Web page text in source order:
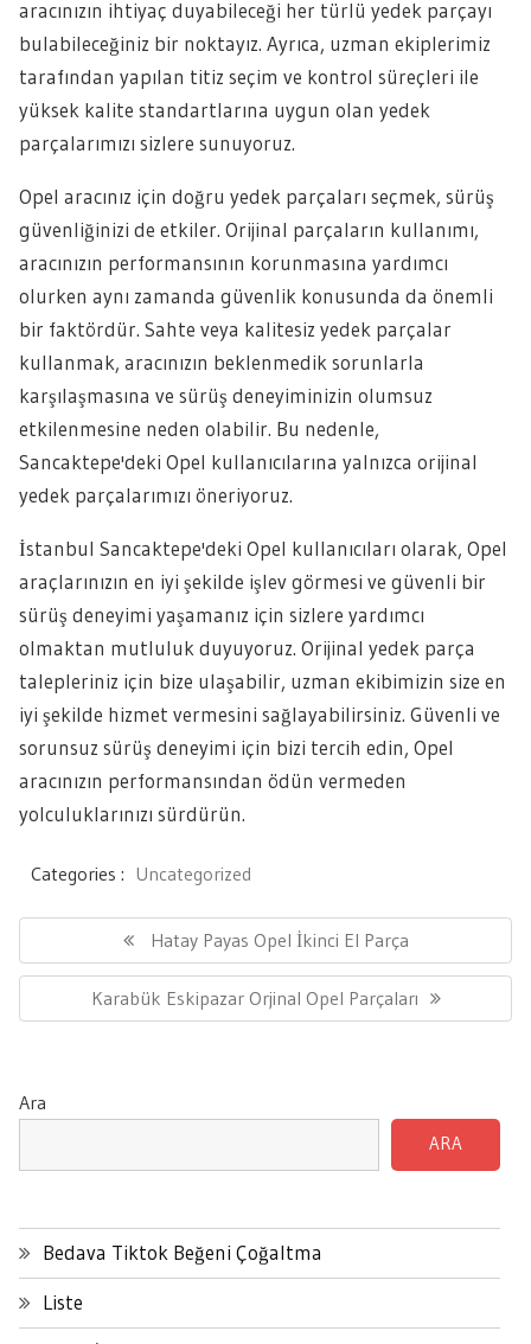
aracınızın ihtiyaç duyabileceği her türlü yedek parçayı
bulabileceğiniz bir noktayız. Ayrıca, uzman ekiplerimiz
tarafından yapılan titiz seçim ve kontrol süreçleri ile
yüksek kalite standartlarına uygun olan yedek
parçalarımızı sizlere sunuyoruz.
Opel aracınız için doğru yedek parçaları seçmek, sürüş
güvenliğinizi de etkiler. Orijinal parçaların kullanımı,
aracınızın performansının korunmasına yardımcı
olurken aynı zamanda güvenlik konusunda da önemli
bir faktördür. Sahte veya kalitesiz yedek parçalar
kullanmak, aracınızın beklenmedik sorunlarla
karşılaşmasına ve sürüş deneyiminizin olumsuz
etkilenmesine neden olabilir. Bu nedenle,
Sancaktepe'deki Opel kullanıcılarına yalnızca orijinal
yedek parçalarımızı öneriyoruz.
İstanbul Sancaktepe'deki Opel kullanıcıları olarak, Opel
araçlarınızın en iyi şekilde işlev görmesi ve güvenli bir
sürüş deneyimi yaşamanız için sizlere yardımcı
olmaktan mutluluk duyuyoruz. Orijinal yedek parça
talepleriniz için bize ulaşabilir, uzman ekibimizin size en
iyi şekilde hizmet vermesini sağlayabilirsiniz. Güvenli ve
sorunsuz sürüş deneyimi için bizi tercih edin, Opel
aracınızın performansından ödün vermeden
yolculuklarınızı sürdürün.
Categories : Uncategorized
Previous
Post:
Hatay Payas Opel İkinci El Parça
Next
Post:
Karabük Eskipazar Orjinal Opel Parçaları
Ara
ARA
Bedava Tiktok Beğeni Çoğaltma
Liste